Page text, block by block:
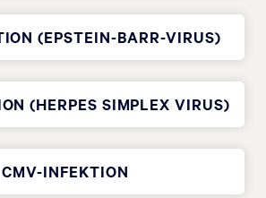
(EPSTEIN-BARR-VIRUS)
(HERPES SIMPLEX VIRUS)
CMV-INFEKTION